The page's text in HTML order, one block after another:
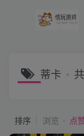
蒂卡
排序 浏览 点